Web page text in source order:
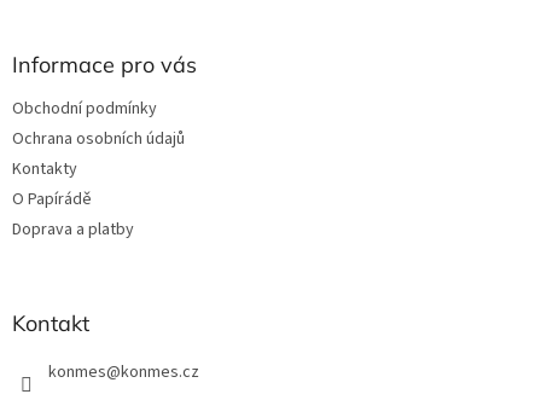
Informace pro vás
Obchodní podmínky
Ochrana osobních údajů
Kontakty
O Papírádě
Doprava a platby
Kontakt
konmes@konmes.cz